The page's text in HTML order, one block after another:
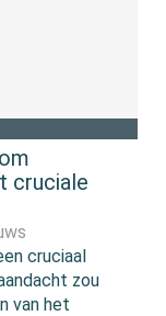
cruciale
cruciaal
zou
van het